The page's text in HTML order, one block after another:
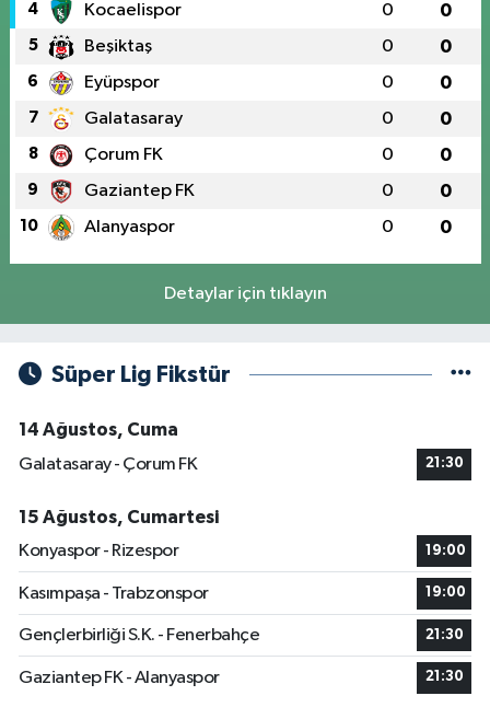
4 Kocaelispor 0 0
5 Beşiktaş 0 0
6 Eyüpspor 0 0
7 Galatasaray 0 0
8 Çorum FK 0 0
9 Gaziantep FK 0 0
10 Alanyaspor 0 0
Detaylar için tıklayın
Süper Lig Fikstür
14 Ağustos, Cuma
Galatasaray - Çorum FK
21:30
15 Ağustos, Cumartesi
Konyaspor - Rizespor
19:00
Kasımpaşa - Trabzonspor 19:00
Gençlerbirliği S.K. - Fenerbahçe 21:30
Gaziantep FK - Alanyaspor 21:30